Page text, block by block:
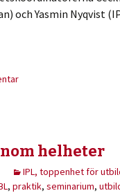
och Yasmin Nyqvist
helheter
IPL, toppenhet för
, praktik, seminarium,